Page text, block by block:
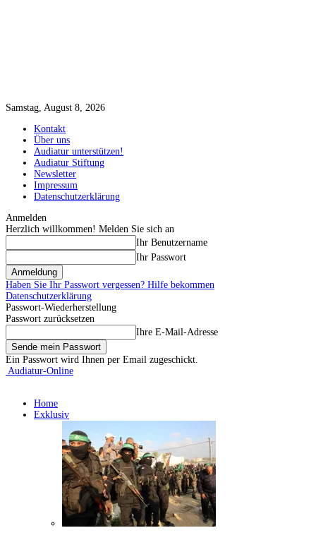
Samstag, August 8, 2026
Kontakt
Über uns
Audiatur unterstützen!
Audiatur Stiftung
Newsletter
Impressum
Datenschutzerklärung
Anmelden
Herzlich willkommen! Melden Sie sich an
Ihr Benutzername
Ihr Passwort
Haben Sie Ihr Passwort vergessen? Hilfe bekommen
Datenschutzerklärung
Passwort-Wiederherstellung
Passwort zurücksetzen
Ihre E-Mail-Adresse
Ein Passwort wird Ihnen per Email zugeschickt.
Audiatur-Online
Home
Exklusiv